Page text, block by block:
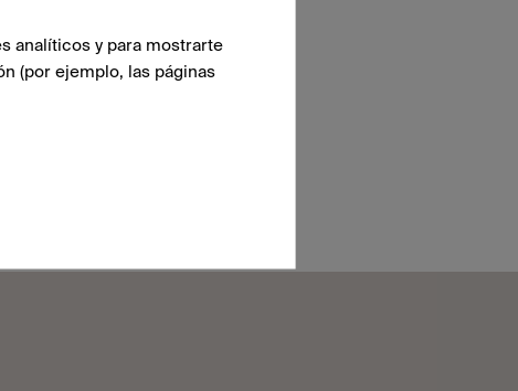
analíticos y para mostrarte
(por ejemplo, las páginas